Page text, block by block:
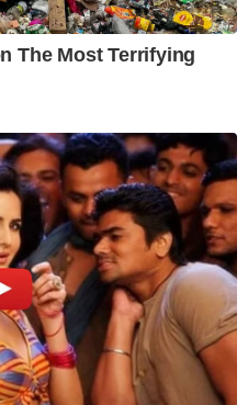
The Most Terrifying